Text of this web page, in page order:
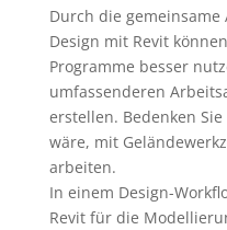
Durch die gemeinsame
Design mit Revit
Programme besser
umfassenderen
erstellen. Bedenken
wäre, mit
arbeiten.
In einem Design-
Revit für die